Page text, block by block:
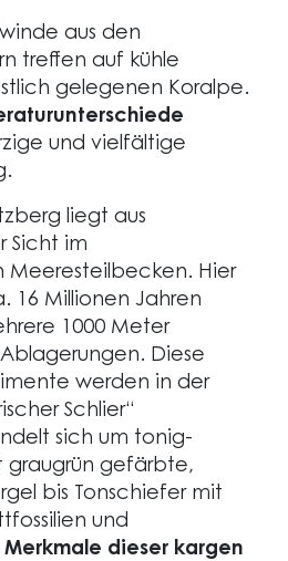
aus den
treffen auf kühle
gelegenen Koralpe.
und vielfältige
liegt aus
Sicht im
Meeresteilbecken. Hier
16 Millionen Jahren
1000 Meter
Diese
werden in der
Schlier“
sich um tonig-
graugrün gefärbte,
bis Tonschiefer mit
und
Merkmale dieser kargen